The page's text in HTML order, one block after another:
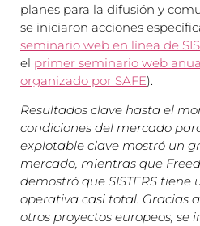
planes para la difusión y
se iniciaron acciones
seminario web en línea de
el primer seminario web
organizado por SAFE).
Resultados clave hasta el
condiciones del mercado
explotable clave mostró un
mercado, mientras que
demostró que SISTERS
operativa casi total. Gracias
otros proyectos europeos, se